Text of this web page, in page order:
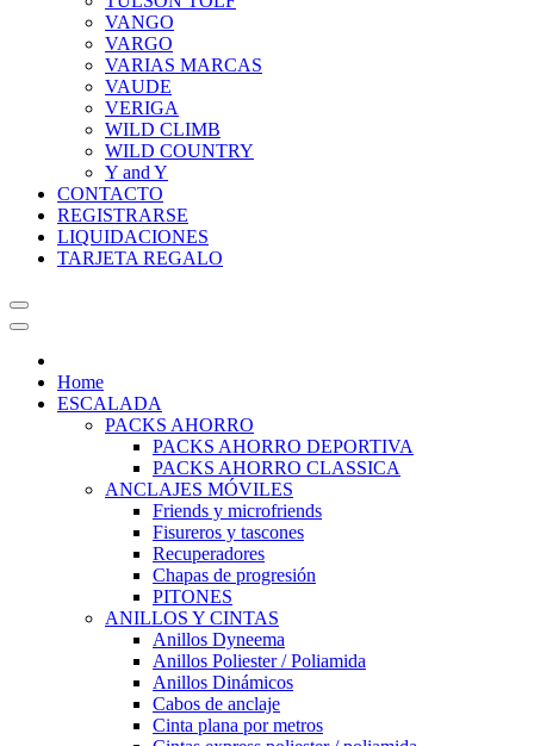
VANGO
VARGO
VARIAS MARCAS
VAUDE
VERIGA
WILD CLIMB
WILD COUNTRY
Y and Y
CONTACTO
REGISTRARSE
LIQUIDACIONES
TARJETA REGALO
Home
ESCALADA
PACKS AHORRO
PACKS AHORRO DEPORTIVA
PACKS AHORRO CLASSICA
ANCLAJES MÓVILES
Friends y microfriends
Fisureros y tascones
Recuperadores
Chapas de progresión
PITONES
ANILLOS Y CINTAS
Anillos Dyneema
Anillos Poliester / Poliamida
Anillos Dinámicos
Cabos de anclaje
Cinta plana por metros